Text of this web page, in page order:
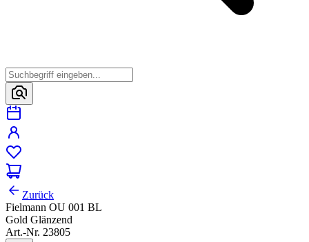
Zurück
Fielmann OU 001 BL
Gold Glänzend
Art.-Nr. 23805